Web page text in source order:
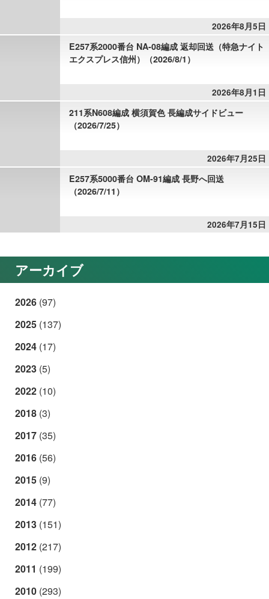
2026年8月5日
E257系2000番台 NA-08編成 返却回送（特急ナイト
エクスプレス信州）（2026/8/1）
2026年8月1日
211系N608編成 横須賀色 長編成サイドビュー
（2026/7/25）
2026年7月25日
E257系5000番台 OM-91編成 長野へ回送
（2026/7/11）
2026年7月15日
アーカイブ
2026 (97)
2025 (137)
2024 (17)
2023 (5)
2022 (10)
2018 (3)
2017 (35)
2016 (56)
2015 (9)
2014 (77)
2013 (151)
2012 (217)
2011 (199)
2010 (293)